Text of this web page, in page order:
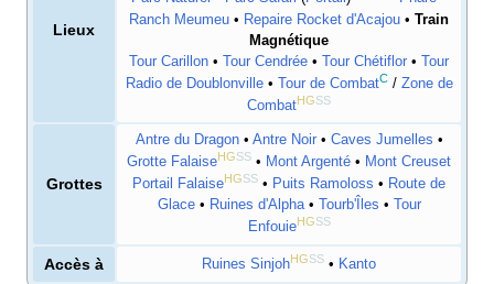
Lieux
Ranch Meumeu • Repaire Rocket d'Acajou • Train
Magnétique
Tour Carillon • Tour Cendrée • Tour Chétiflor • Tour
Radio de Doublonville• Tour de CombatC/ Zone de
CombatHGSS
Grottes
Antre du Dragon• Antre Noir• Caves Jumelles •
Grotte FalaiseHGSS • Mont Argenté • Mont Creuset
Portail FalaiseHGSS • Puits Ramoloss • Route de
Glace• Ruines d'Alpha• Tourb'Îles •
Tour
EnfouieHGSS
Accès à Ruines SinjohHGSS • Kanto